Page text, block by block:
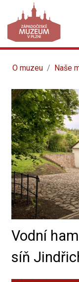
O muzeu Naše
Vodní
síň